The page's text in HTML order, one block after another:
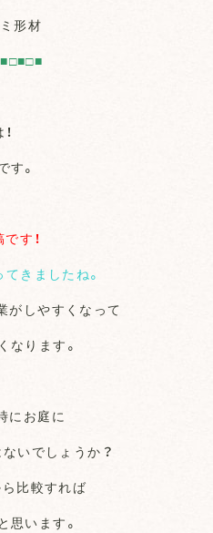
形材
す。
す！
てきましたね。
がしやすくなって
なります。
にお庭に
いでしょうか？
比較すれば
思います。